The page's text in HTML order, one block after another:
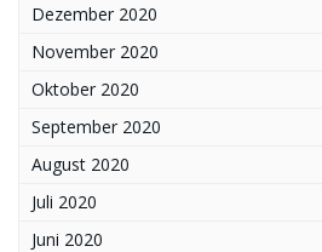
Dezember 2020
November 2020
Oktober 2020
September 2020
August 2020
Juli 2020
Juni 2020